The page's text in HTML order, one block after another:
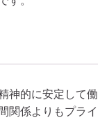
神的に安定して働
関係よりもプライ